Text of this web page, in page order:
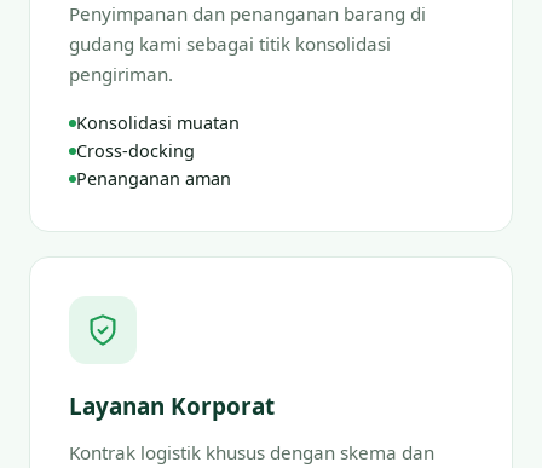
Penyimpanan dan penanganan barang di
gudang kami sebagai titik konsolidasi
pengiriman.
Konsolidasi muatan
Cross-docking
Penanganan aman
Layanan Korporat
Kontrak logistik khusus dengan skema dan